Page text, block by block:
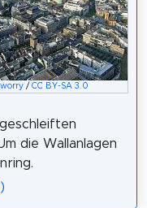
/ CC BY-SA 3.0
die Wallanlagen